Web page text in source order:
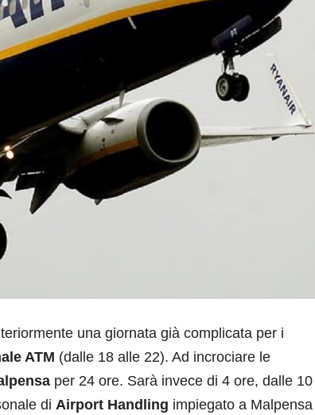
una giornata già complicata per i
ATM (dalle 18 alle 22). Ad incrociare le
per 24 ore. Sarà invece di 4 ore, dalle 10
di Airport Handling impiegato a Malpensa